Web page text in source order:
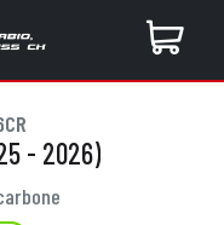
- 2026)